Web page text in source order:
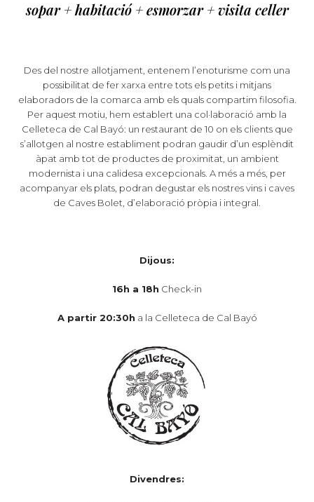
sopar + habitació + esmorzar + visita celler
Des del nostre allotjament, entenem l’enoturisme com una
possibilitat de fer xarxa entre tots els petits i mitjans
elaboradors de la comarca amb els quals compartim filosofia.
Per aquest motiu, hem establert una col·laboració amb la
Celleteca de Cal Bayó: un restaurant de 10 on els clients que
s’allotgen al nostre establiment podran gaudir d’un esplèndit
àpat amb tot de productes de proximitat, un ambient
modernista i una calidesa excepcionals. A més a més, per
acompanyar els plats, podran degustar els nostres vins i caves
de Caves Bolet, d’elaboració pròpia i integral.
Dijous:
16h a 18h Check-in
A partir 20:30h a la Celleteca de Cal Bayó
Divendres: